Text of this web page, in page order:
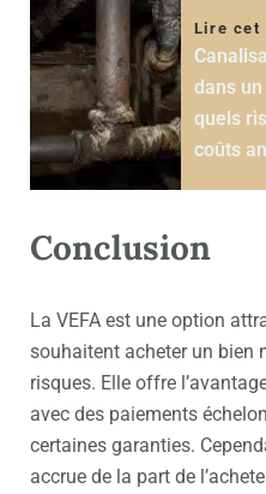
Lire cet
dans
quels
coûts
Conclusion
La VEFA est une option
souhaitent acheter un bien
risques. Elle offre
avec des paiements
certaines garanties.
accrue de la part de